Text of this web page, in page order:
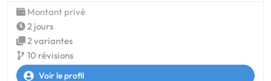
Montant privé
2 jours
2 variantes
10 révisions
Voir le profil